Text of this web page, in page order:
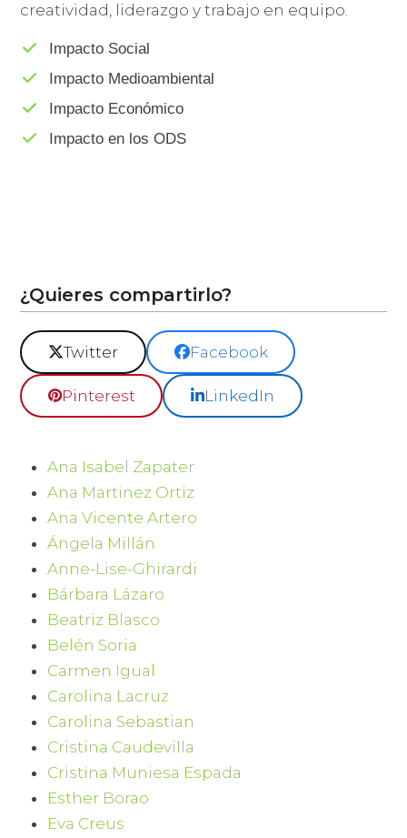
creatividad, liderazgo y trabajo en equipo.
Impacto Social
Impacto Medioambiental
Impacto Económico
Impacto en los ODS
¿Quieres compartirlo?
Twitter Facebook
Pinterest LinkedIn
Ana Isabel Zapater
Ana Martinez Ortiz
Ana Vicente Artero
Ángela Millán
Anne-Lise-Ghirardi
Bárbara Lázaro
Beatriz Blasco
Belén Soria
Carmen Igual
Carolina Lacruz
Carolina Sebastian
Cristina Caudevilla
Cristina Muniesa Espada
Esther Borao
Eva Creus